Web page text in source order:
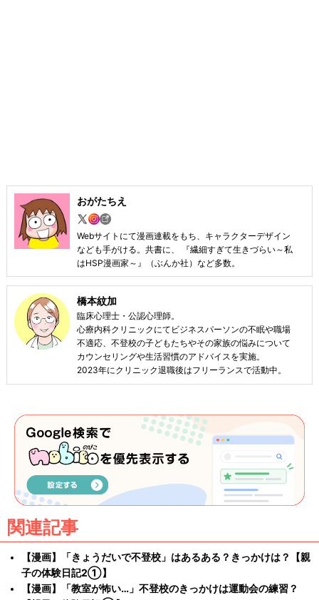
おがたちえ
Webサイトにて漫画連載をもち、キャラクターデザイン
なども手がける。共書に、 『繊細すぎて生きづらい～私
はHSP漫画家～』（ぶんか社）など多数。
橋本紋加
臨床心理士・公認心理師。
心療内科クリニックにてビジネスパーソンの不眠や職場
不適応、不登校の子どもたちやその家族の悩みについて
カウンセリングや生活習慣のアドバイスを実施。
2023年にクリニック退職後はフリーランスで活動中。
関連記事
【漫画】「きょうだいで不登校」はあるある？きっかけは？【親
子の体験日記2①】
【漫画】「教室が怖い…」不登校のきっかけは運動会の練習？